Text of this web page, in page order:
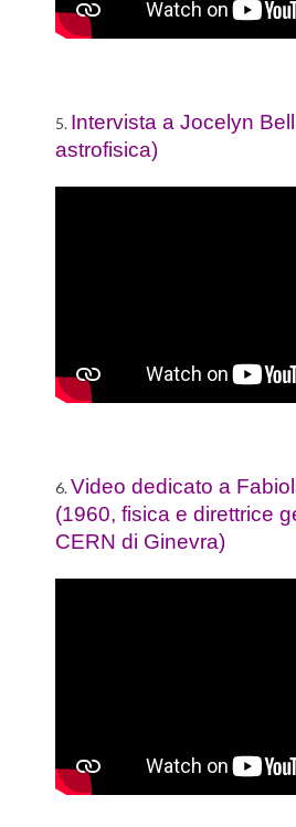
5. Intervista a Jocelyn
astrofisica)
6.Video dedicato a
(1960, fisica e direttrice
CERN di Ginevra)